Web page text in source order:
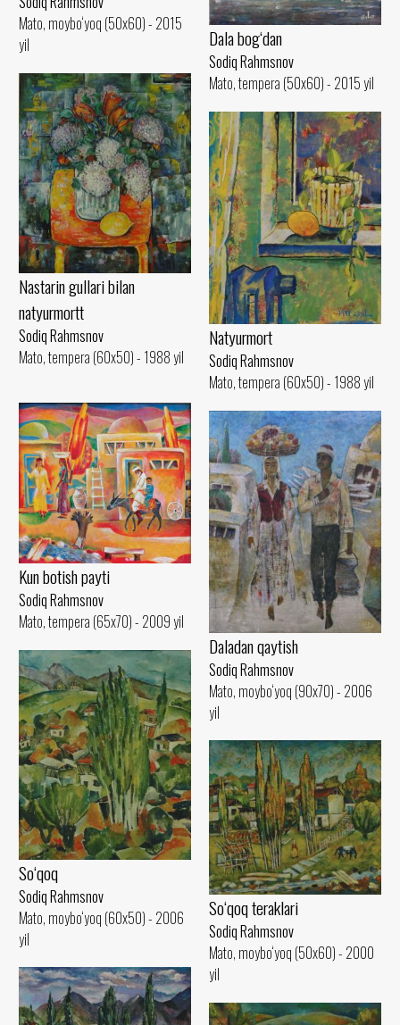
Mato, moybo‘yoq (50x60) - 2015
yil
Dala bog‘dan
Sodiq Rahmsnov
Mato, tempera (50x60) - 2015 yil
Nastarin gullari bilan
natyurmortt
Sodiq Rahmsnov
Mato, tempera (60x50) - 1988 yil
Natyurmort
Sodiq Rahmsnov
Mato, tempera (60x50) - 1988 yil
Kun botish payti
Sodiq Rahmsnov
Mato, tempera (65x70) - 2009 yil
Daladan qaytish
Sodiq Rahmsnov
Mato, moybo‘yoq (90x70) - 2006
yil
So‘qoq
Sodiq Rahmsnov
Mato, moybo‘yoq (60x50) - 2006
yil
So‘qoq teraklari
Sodiq Rahmsnov
Mato, moybo‘yoq (50x60) - 2000
yil